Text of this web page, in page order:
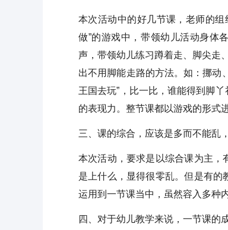
本次活动中的好几节课，老师的
做”的游戏中，带领幼儿活动身体
声，带领幼儿练习蹲着走、脚尖走
出不用脚能走路的方法。如：挪动
王国去玩”，比一比，谁能得到脚
的表现力。整节课都以游戏的形式
三、课的综合，应该是多而不能乱
本次活动，要求是以综合课为主，
是上什么，显得很零乱。但是有
运用到一节课当中，虽然容入多种
四、对于幼儿教学来说，一节课的